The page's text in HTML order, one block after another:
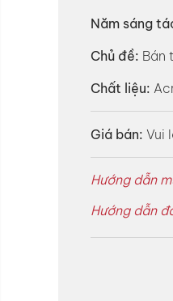
Năm sáng
Chủ đề: Bán
Chất liệu:
Giá bán: Vui
Hướng dẫn
Hướng dẫn